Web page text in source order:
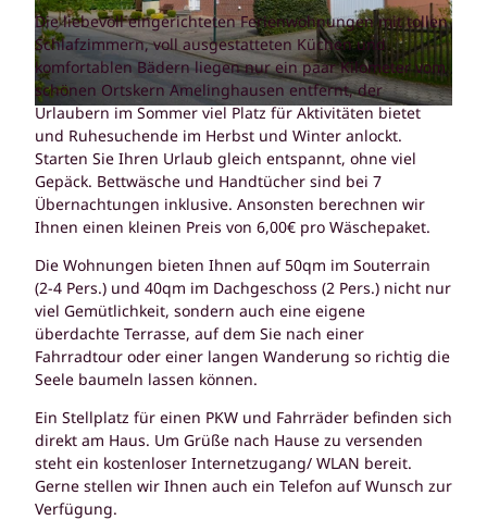
© Schön |CC-BY-SA
© Schön © Schön
Die liebevoll eingerichteten Ferienwohnungen mit tollen
Schlafzimmern, voll ausgestatteten Küchen und
komfortablen Bädern liegen nur ein paar Kilometer vom
schönen Ortskern Amelinghausen entfernt, der
Urlaubern im Sommer viel Platz für Aktivitäten bietet
und Ruhesuchende im Herbst und Winter anlockt.
Starten Sie Ihren Urlaub gleich entspannt, ohne viel
Gepäck. Bettwäsche und Handtücher sind bei 7
Übernachtungen inklusive. Ansonsten berechnen wir
Ihnen einen kleinen Preis von 6,00€ pro Wäschepaket.
Die Wohnungen bieten Ihnen auf 50qm im Souterrain
(2-4 Pers.) und 40qm im Dachgeschoss (2 Pers.) nicht nur
viel Gemütlichkeit, sondern auch eine eigene
überdachte Terrasse, auf dem Sie nach einer
Fahrradtour oder einer langen Wanderung so richtig die
Seele baumeln lassen können.
Ein Stellplatz für einen PKW und Fahrräder befinden sich
direkt am Haus. Um Grüße nach Hause zu versenden
steht ein kostenloser Internetzugang/ WLAN bereit.
Gerne stellen wir Ihnen auch ein Telefon auf Wunsch zur
Verfügung.